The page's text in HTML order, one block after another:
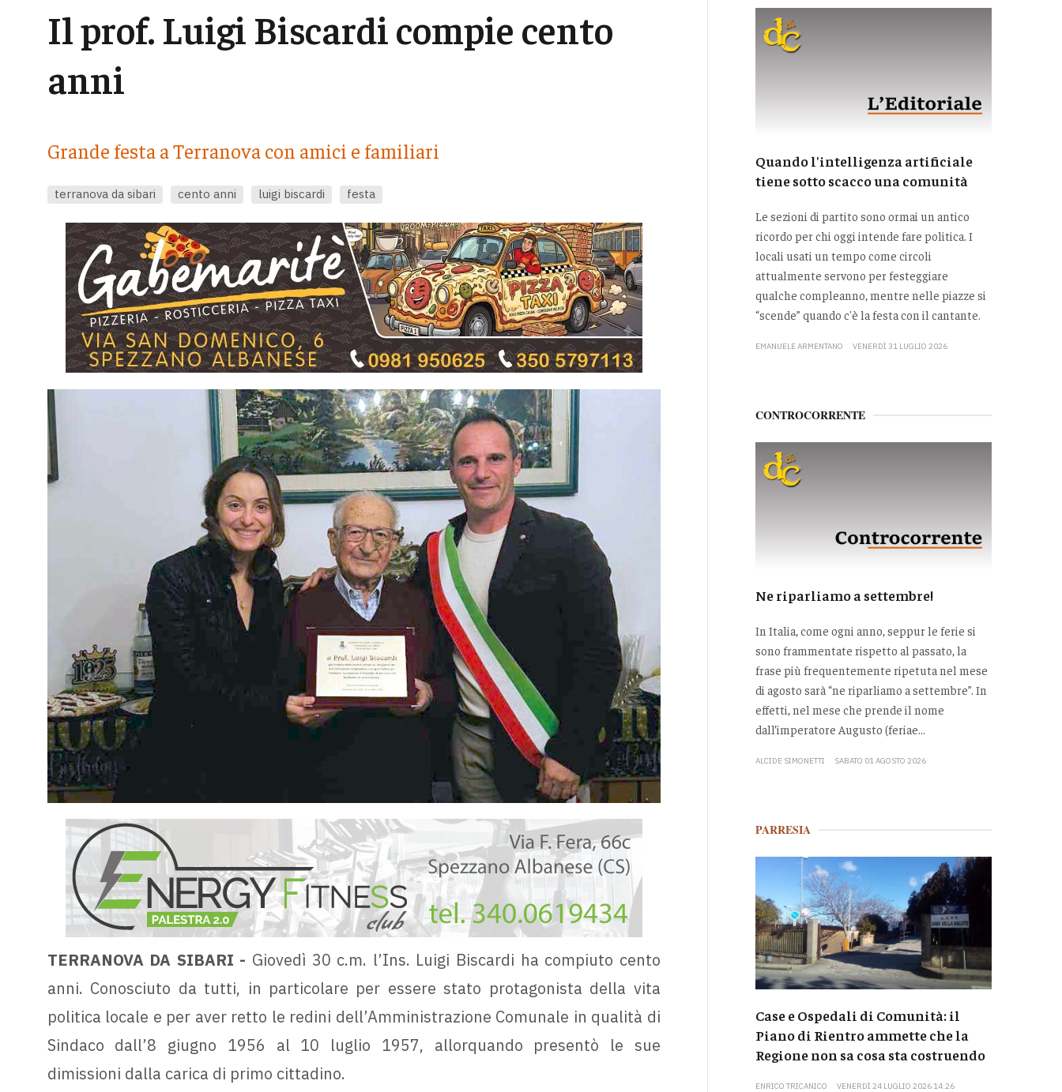
Il prof. Luigi Biscardi compie cento
anni
Grande festa a Terranova con amici e familiari
terranova da sibari cento anni luigi biscardi festa
TERRANOVA DA SIBARI - Giovedì 30 c.m. l’Ins. Luigi Biscardi ha compiuto cento
anni. Conosciuto da tutti, in particolare per essere stato protagonista della vita
politica locale e per aver retto le redini dell’Amministrazione Comunale in qualità di
Sindaco dall’8 giugno 1956 al 10 luglio 1957, allorquando presentò le sue
dimissioni dalla carica di primo cittadino.
Quando l'intelligenza artificiale
tiene sotto scacco una comunità
Le sezioni di partito sono ormai un antico
ricordo per chi oggi intende fare politica. I
locali usati un tempo come circoli
attualmente servono per festeggiare
qualche compleanno, mentre nelle piazze si
“scende” quando c'è la festa con il cantante.
EMANUELE ARMENTANO VENERDÌ 31 LUGLIO 2026
CONTROCORRENTE
Ne riparliamo a settembre!
In Italia, come ogni anno, seppur le ferie si
sono frammentate rispetto al passato, la
frase più frequentemente ripetuta nel mese
di agosto sarà “ne riparliamo a settembre”. In
effetti, nel mese che prende il nome
dall’imperatore Augusto (feriae...
ALCIDE SIMONETTI SABATO 01 AGOSTO 2026
PARRESIA
Case e Ospedali di Comunità: il
Piano di Rientro ammette che la
Regione non sa cosa sta costruendo
ENRICO TRICANICO VENERDÌ 24 LUGLIO 2026 14:26